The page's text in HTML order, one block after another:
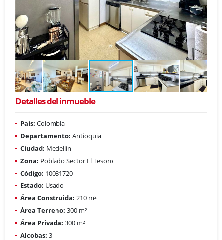
Detalles del inmueble
País: Colombia
Departamento: Antioquia
Ciudad: Medellín
Zona: Poblado Sector El Tesoro
Código: 10031720
Estado: Usado
Área Construida: 210 m²
Área Terreno: 300 m²
Área Privada: 300 m²
Alcobas: 3